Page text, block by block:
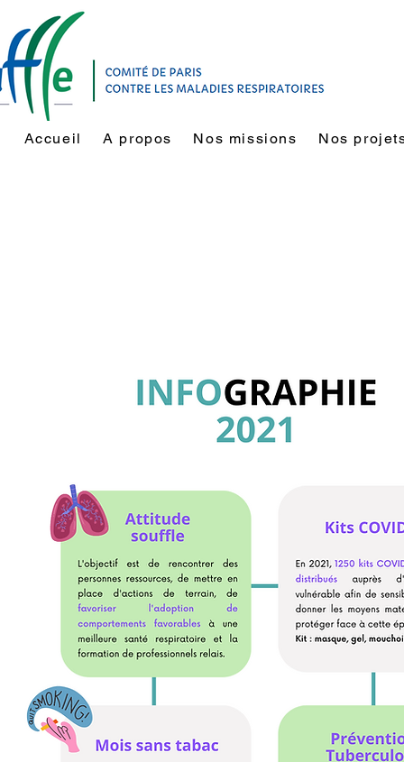
Accueil A propos Nos missions Nos